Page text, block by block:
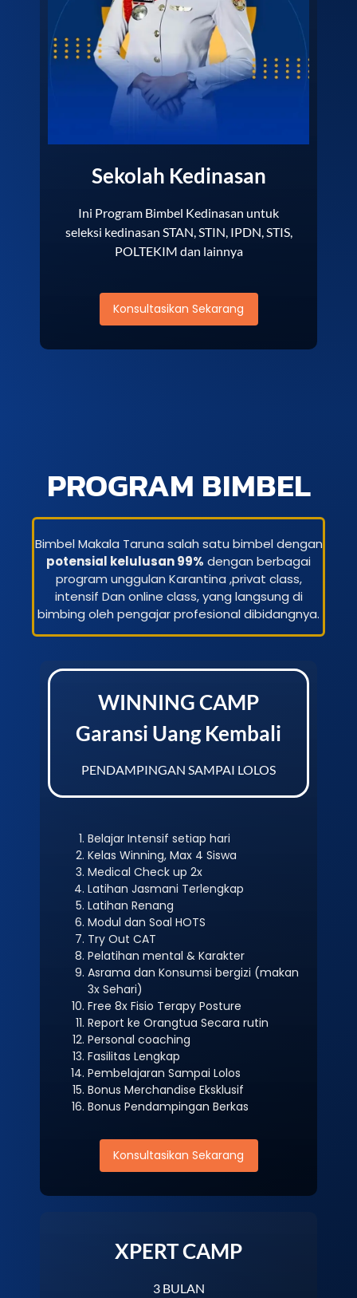
Sekolah Kedinasan
Ini Program Bimbel Kedinasan untuk
seleksi kedinasan STAN, STIN, IPDN, STIS,
POLTEKIM dan lainnya
Konsultasikan Sekarang
PROGRAM BIMBEL
Bimbel Makala Taruna salah satu bimbel dengan
potensial kelulusan 99% dengan berbagai
program unggulan Karantina ,privat class,
intensif Dan online class, yang langsung di
bimbing oleh pengajar profesional dibidangnya.
WINNING CAMP
Garansi Uang Kembali
PENDAMPINGAN SAMPAI LOLOS
Belajar Intensif setiap hari
Kelas Winning, Max 4 Siswa
Medical Check up 2x
Latihan Jasmani Terlengkap
Latihan Renang
Modul dan Soal HOTS
Try Out CAT
Pelatihan mental & Karakter
Asrama dan Konsumsi bergizi (makan
3x Sehari)
Free 8x Fisio Terapy Posture
Report ke Orangtua Secara rutin
Personal coaching
Fasilitas Lengkap
Pembelajaran Sampai Lolos
Bonus Merchandise Eksklusif
Bonus Pendampingan Berkas
Konsultasikan Sekarang
XPERT CAMP
3 BULAN